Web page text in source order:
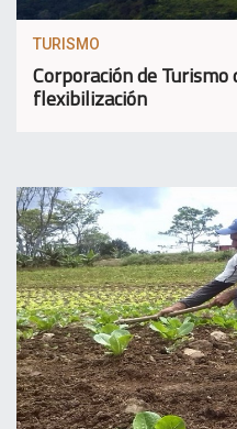
TURISMO
Corporación de
flexibilización